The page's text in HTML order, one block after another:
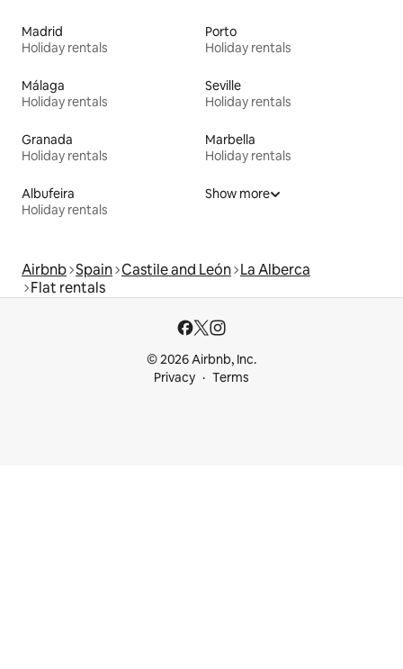
Madrid
Holiday rentals
Porto
Holiday rentals
Málaga
Holiday rentals
Seville
Holiday rentals
Granada
Holiday rentals
Marbella
Holiday rentals
Albufeira
Holiday rentals
Show more
Airbnb Spain Castile and León La Alberca
Flat rentals
© 2026 Airbnb, Inc.
Privacy
Terms